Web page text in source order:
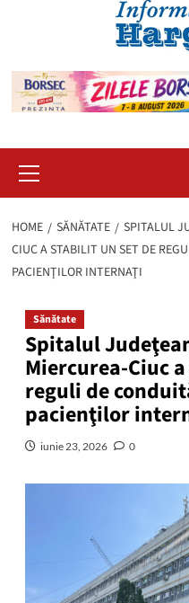
Menu
HOME SĂNĂTATE
SPITALUL
CIUC A STABILIT UN SET DE
PACIENŢILOR INTERNAŢI
Sănătate
Spitalul
Miercurea-Ciuc
reguli de
pacienţilor
iunie 23, 2026 0